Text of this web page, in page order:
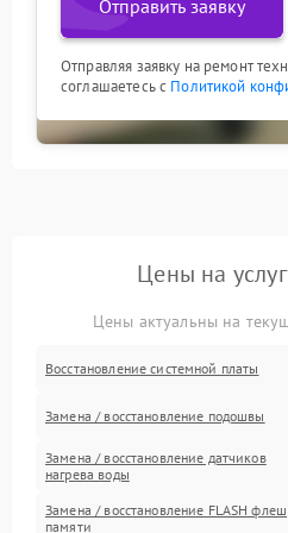
Отправить заявку
Отправляя заявку на ремонт
соглашаетесь с Политикой
Цены на
Цены актуальны на
Восстановление системной платы
Замена / восстановление подошвы
Замена / восстановление датчиков
нагрева воды
Замена / восстановление FLASH флеш
памяти